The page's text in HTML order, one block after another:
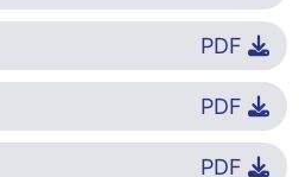
PDF
PDF
PDF